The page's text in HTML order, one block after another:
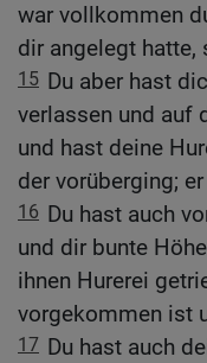
war vollkommen
dir angelegt hatte,
15 Du aber hast
verlassen und auf
und hast deine
der vorüberging;
16 Du hast auch
und dir bunte
ihnen Hurerei
vorgekommen ist
17 Du hast auch